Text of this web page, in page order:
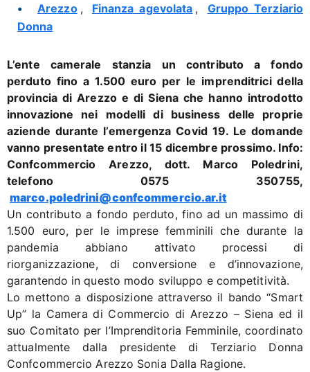
Arezzo , Finanza agevolata ,
Gruppo Terziario
Donna
L’ente camerale stanzia un contributo a fondo
perduto fino a 1.500 euro per le imprenditrici della
provincia di Arezzo e di Siena che hanno introdotto
innovazione nei modelli di business delle proprie
aziende durante l’emergenza Covid 19. Le domande
vanno presentate entro il 15 dicembre prossimo. Info:
Confcommercio Arezzo, dott. Marco Poledrini,
telefono 0575 350755,
marco.poledrini@confcommercio.ar.it
Un contributo a fondo perduto, fino ad un massimo di
1.500 euro, per le imprese femminili che durante la
pandemia abbiano attivato processi di
riorganizzazione, di conversione e d’innovazione,
garantendo in questo modo sviluppo e competitività.
Lo mettono a disposizione attraverso il bando “Smart
Up” la Camera di Commercio di Arezzo – Siena ed il
suo Comitato per l’Imprenditoria Femminile, coordinato
attualmente dalla presidente di Terziario Donna
Confcommercio Arezzo Sonia Dalla Ragione.